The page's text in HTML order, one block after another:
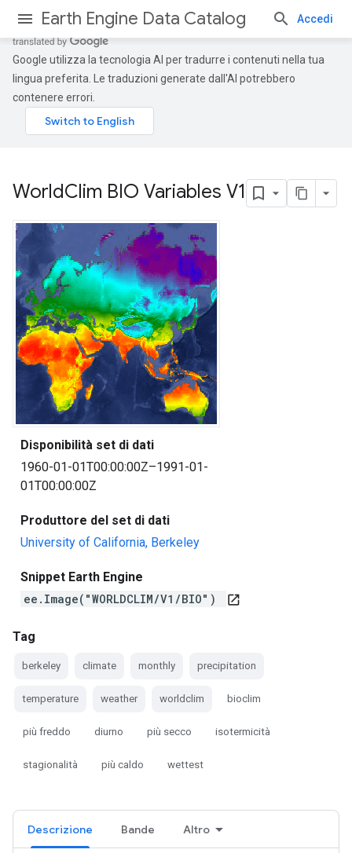
Earth Engine Data Catalog Accedi
Google utilizza la tecnologia AI per tradurre i contenuti nella tua
lingua preferita. Le traduzioni generate dall'AI potrebbero
contenere errori.
WorldClim BIO Variables V1
Disponibilità set di dati
1960-01-01T00:00:00Z–1991-01-
01T00:00:00Z
Produttore del set di dati
University of California, Berkeley
Snippet Earth Engine
ee.Image("WORLDCLIM/V1/BIO")
open_in_new
Tag
berkeley climate monthly precipitation
temperature weather worldclim bioclim
più freddo diurno più secco isotermicità
stagionalità più caldo wettest
Descrizione Bande Altro